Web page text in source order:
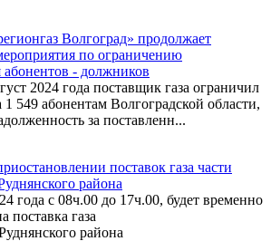
Волгоград» продолжает
по ограничению
абонентов - должников
2024 года поставщик газа ограничил
1 549 абонентам Волгоградской области,
за поставленн...
поставок газа части
района
года с 08ч.00 до 17ч.00, будет временно
поставка газа
района